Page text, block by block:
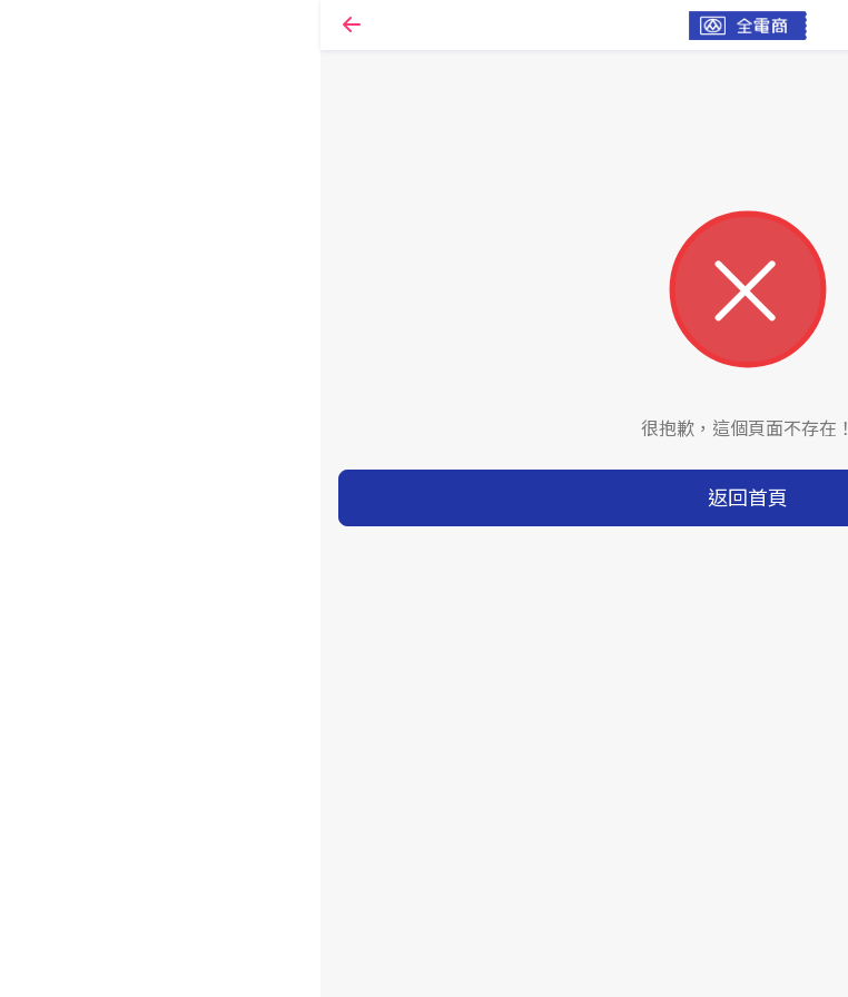
很抱歉，這個頁面不存在！
返回首頁